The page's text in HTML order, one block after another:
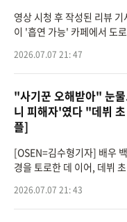
영상 시청 후 작성된 리뷰
이 '흡연 가능' 카페에서 도
인 맛집
2026.07.07 21: 47
"사기꾼 오해받아" 눈
니 피해자'였다 "데뷔
플]
[OSEN=김수형기자] 배우
경을 토로한 데 이어, 데뷔
과거 고백.. 힘
2026.07.07 21: 43